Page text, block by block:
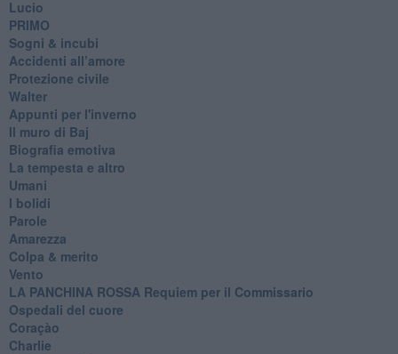
Lucio
PRIMO
Sogni & incubi
Accidenti all’amore
Protezione civile
Walter
Appunti per l'inverno
Il muro di Baj
Biografia emotiva
La tempesta e altro
Umani
I bolidi
Parole
Amarezza
Colpa & merito
Vento
​LA PANCHINA ROSSA Requiem per il Commissario
Ospedali del cuore
Coraçào
Charlie